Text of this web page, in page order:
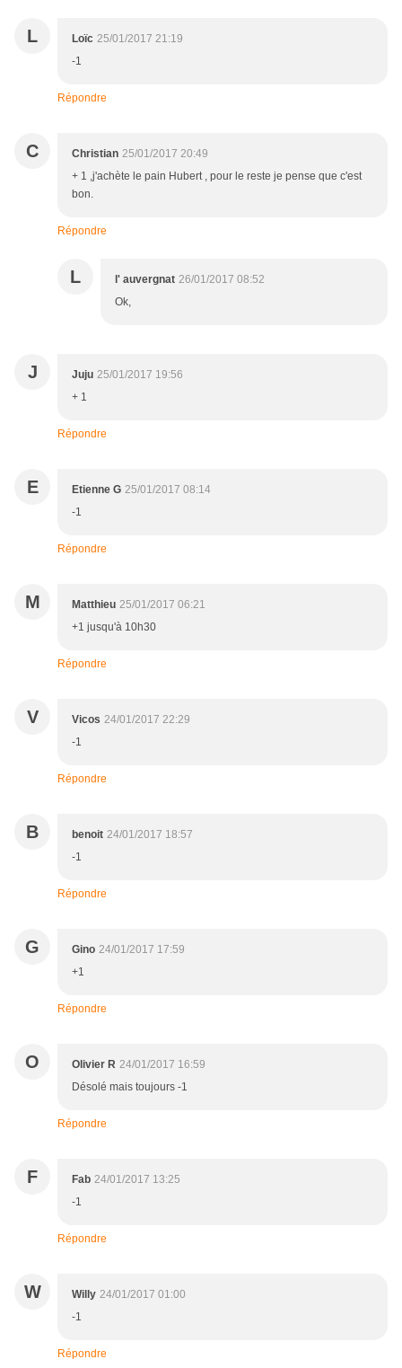
L Loïc 25/01/2017 21:19
-1
Répondre
C Christian 25/01/2017 20:49
+ 1 ,j'achète le pain Hubert , pour le reste je pense que c'est
bon.
Répondre
L l' auvergnat 26/01/2017 08:52
Ok,
J Juju 25/01/2017 19:56
+ 1
Répondre
E Etienne G 25/01/2017 08:14
-1
Répondre
M Matthieu 25/01/2017 06:21
+1 jusqu'à 10h30
Répondre
V Vicos 24/01/2017 22:29
-1
Répondre
B benoit 24/01/2017 18:57
-1
Répondre
G Gino 24/01/2017 17:59
+1
Répondre
O Olivier R 24/01/2017 16:59
Désolé mais toujours -1
Répondre
F Fab 24/01/2017 13:25
-1
Répondre
W Willy 24/01/2017 01:00
-1
Répondre